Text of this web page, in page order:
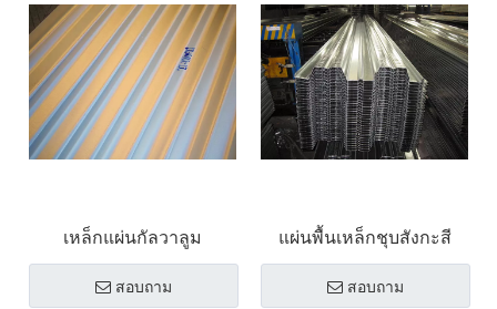
เหล็กแผ่นกัลวาลูม
สอบถาม
แผ่นพื้นเหล็กชุบสังกะสี
สอบถาม